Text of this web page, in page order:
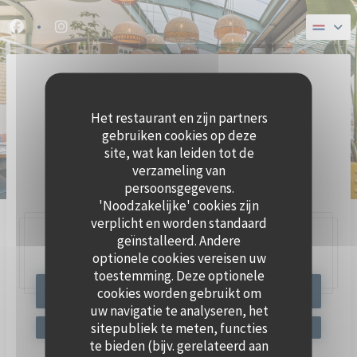
Cookies beheer paneel
Het restaurant en zijn partners
gebruiken cookies op deze
site, wat kan leiden tot de
verzameling van
persoonsgegevens.
'Noodzakelijke' cookies zijn
verplicht en worden standaard
geïnstalleerd. Andere
optionele cookies vereisen uw
toestemming. Deze optionele
cookies worden gebruikt om
uw navigatie te analyseren, het
sitepubliek te meten, functies
te bieden (bijv. gerelateerd aan
Facebook ((opent in een nieuw venster))
Instagram ((opent in een nieuw venster))
BRASSERIE ZEEVRUCHTEN
47, Quai Charles Pasqua,92300 Levallois-Perret
RESERVEER EEN TAFEL